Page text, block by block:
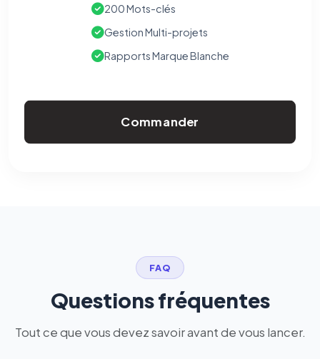
200 Mots-clés
Gestion Multi-projets
Rapports Marque Blanche
Commander
FAQ
Questions fréquentes
Tout ce que vous devez savoir avant de vous lancer.